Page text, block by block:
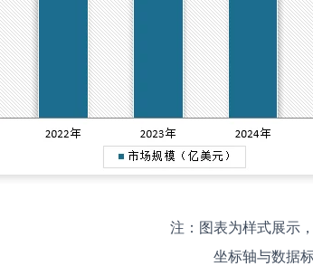
注：图表为样式展示
坐标轴与数据